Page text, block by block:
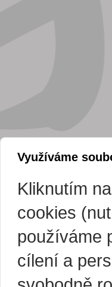
Využíváme
Kliknutím
cookies
používáme
cílení a